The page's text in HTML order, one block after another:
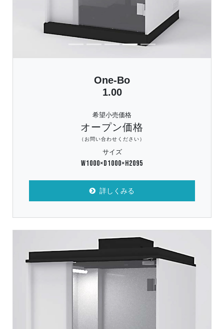
One-Bo
1.00
希望小売価格
オープン価格
（お問い合わせください）
サイズ
W1000×D1000×H2095
詳しくみる